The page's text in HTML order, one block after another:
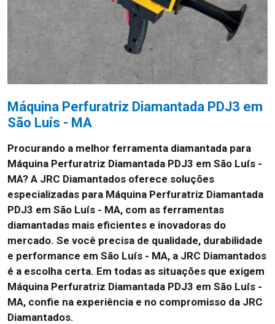
Máquina Perfuratriz Diamantada PDJ3 em
São Luís - MA
Procurando a melhor ferramenta diamantada para
Máquina Perfuratriz Diamantada PDJ3 em São Luís -
MA? A JRC Diamantados oferece soluções
especializadas para Máquina Perfuratriz Diamantada
PDJ3 em São Luís - MA, com as ferramentas
diamantadas mais eficientes e inovadoras do
mercado. Se você precisa de qualidade, durabilidade
e performance em São Luís - MA, a JRC Diamantados
é a escolha certa. Em todas as situações que exigem
Máquina Perfuratriz Diamantada PDJ3 em São Luís -
MA, confie na experiência e no compromisso da JRC
Diamantados.